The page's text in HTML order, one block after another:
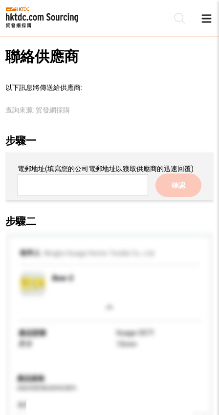
聯絡供應商
以下訊息將傳送給供應商:
查詢來源: 貿發網採購
步驟一
電郵地址(填寫您的公司電郵地址以獲取供應商的迅速回覆)
確認
步驟二
收件人
Bow-2
產品型號
Huage-0571
15mm
產品規格